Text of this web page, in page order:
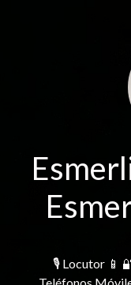
🎙 Locutor 📱